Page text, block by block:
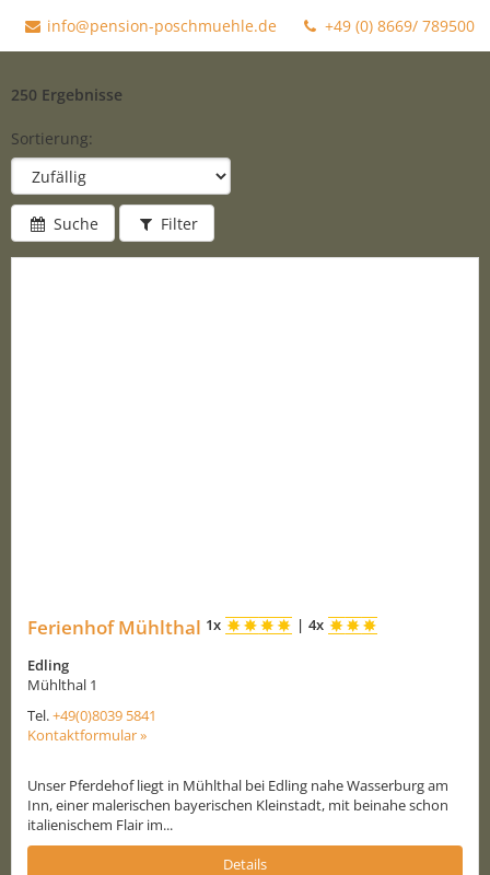
info@pension-poschmuehle.de +49 (0) 8669/ 789500
250 Ergebnisse
Sortierung:
Suche Filter
Ferienhof Mühlthal 1x | 4x
Edling
Mühlthal 1
Tel.+49(0)8039 5841
Kontaktformular »
Unser Pferdehof liegt in Mühlthal bei Edling nahe Wasserburg am
Inn, einer malerischen bayerischen Kleinstadt, mit beinahe schon
italienischem Flair im...
Details